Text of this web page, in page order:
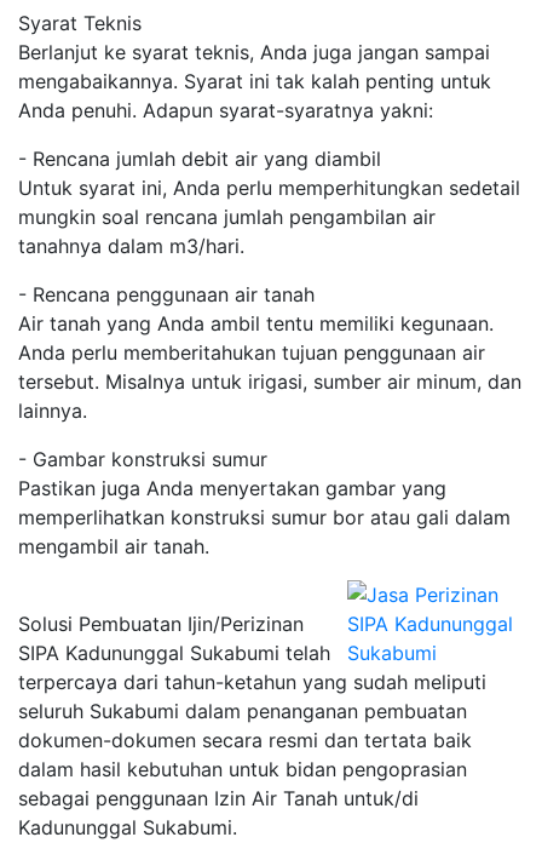
Syarat Teknis
Berlanjut ke syarat teknis, Anda juga jangan sampai
mengabaikannya. Syarat ini tak kalah penting untuk
Anda penuhi. Adapun syarat-syaratnya yakni:
- Rencana jumlah debit air yang diambil
Untuk syarat ini, Anda perlu memperhitungkan sedetail
mungkin soal rencana jumlah pengambilan air
tanahnya dalam m3/hari.
- Rencana penggunaan air tanah
Air tanah yang Anda ambil tentu memiliki kegunaan.
Anda perlu memberitahukan tujuan penggunaan air
tersebut. Misalnya untuk irigasi, sumber air minum, dan
lainnya.
- Gambar konstruksi sumur
Pastikan juga Anda menyertakan gambar yang
memperlihatkan konstruksi sumur bor atau gali dalam
mengambil air tanah.
Solusi Pembuatan Ijin/Perizinan
SIPA Kadununggal Sukabumi telah
terpercaya dari tahun-ketahun yang sudah meliputi
seluruh Sukabumi dalam penanganan pembuatan
dokumen-dokumen secara resmi dan tertata baik
dalam hasil kebutuhan untuk bidan pengoprasian
sebagai penggunaan Izin Air Tanah untuk/di
Kadununggal Sukabumi.